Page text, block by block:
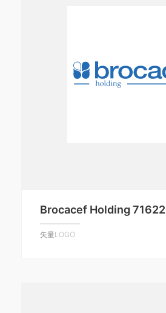
Brocacef Holding 71622
矢量LOGO